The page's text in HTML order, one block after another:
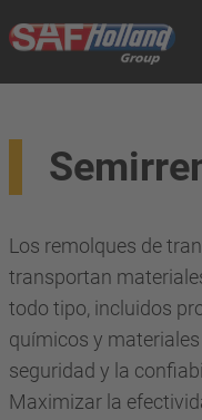
Los remolques de
transportan
todo tipo, incluidos
químicos y
seguridad y la
Maximizar la